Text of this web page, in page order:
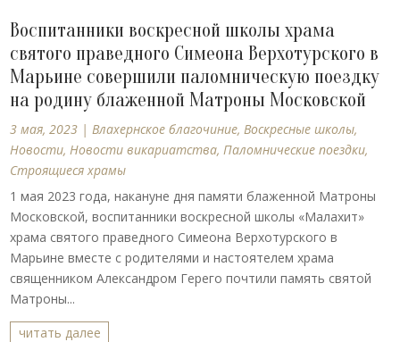
Воспитанники воскресной школы храма
святого праведного Симеона Верхотурского в
Марьине совершили паломническую поездку
на родину блаженной Матроны Московской
3 мая, 2023 |Влахернское благочиние,Воскресные школы,
Новости,Новости викариатства,Паломнические поездки,
Строящиеся храмы
1 мая 2023 года, накануне дня памяти блаженной Матроны
Московской, воспитанники воскресной школы «Малахит»
храма святого праведного Симеона Верхотурского в
Марьине вместе с родителями и настоятелем храма
священником Александром Герего почтили память святой
Матроны...
читать далее